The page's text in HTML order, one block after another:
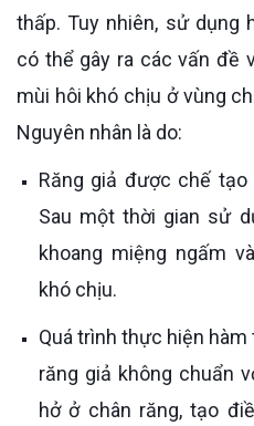
thấp. Tuy nhiên, sử dụng
có thể gây ra các vấn đề
mùi hôi khó chịu ở vùng
Nguyên nhân là do:
Răng giả được chế tạo từ vật liệu chính là nhựa.
Sau một thời gian sử
khoang miệng ngấm
khó chịu.
Quá trình thực hiện hàm tháo lắp không chuẩn xác,
răng giả không chuẩn
hở ở chân răng, tạo